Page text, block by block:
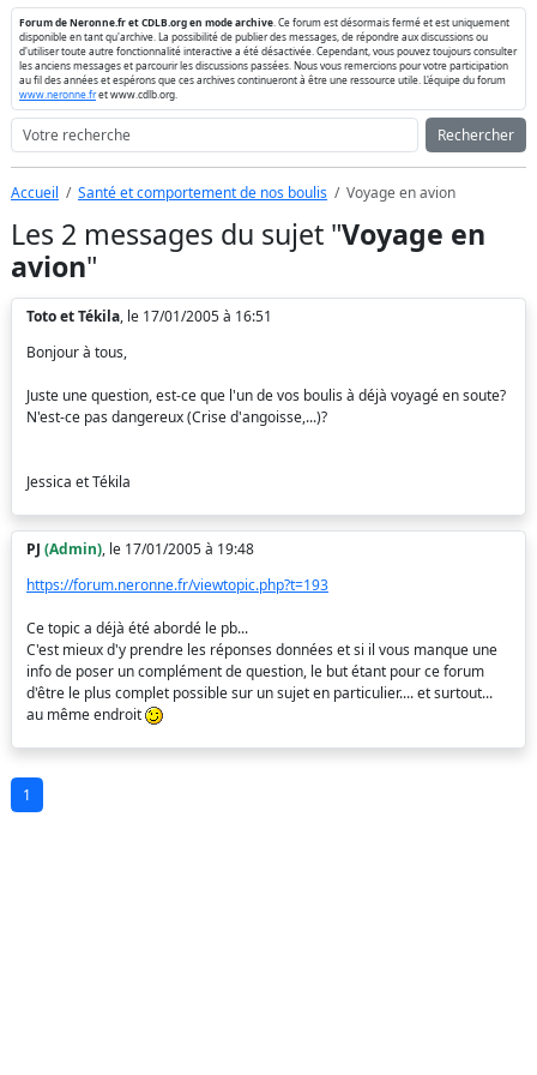
Forum de Neronne.fr et CDLB.org en mode archive . Ce forum est désormais fermé et est uniquement
disponible en tant qu'archive. La possibilité de publier des messages, de répondre aux discussions ou
d'utiliser toute autre fonctionnalité interactive a été désactivée. Cependant, vous pouvez toujours consulter
les anciens messages et parcourir les discussions passées. Nous vous remercions pour votre participation
au fil des années et espérons que ces archives continueront à être une ressource utile. L'équipe du forum
www.neronne.fret www.cdlb.org.
Rechercher
Accueil Santé et comportement de nos boulis Voyage en avion
Les 2 messages du sujet "Voyage en
avion"
Toto et Tékila, le 17/01/2005 à 16:51
Bonjour à tous,
Juste une question, est-ce que l'un de vos boulis à déjà voyagé en soute?
N'est-ce pas dangereux (Crise d'angoisse,...)?
Jessica et Tékila
PJ (Admin), le 17/01/2005 à 19:48
https://forum.neronne.fr/viewtopic.php?t=193
Ce topic a déjà été abordé le pb...
C'est mieux d'y prendre les réponses données et si il vous manque une
info de poser un complément de question, le but étant pour ce forum
d'être le plus complet possible sur un sujet en particulier.... et surtout...
au même endroit
1